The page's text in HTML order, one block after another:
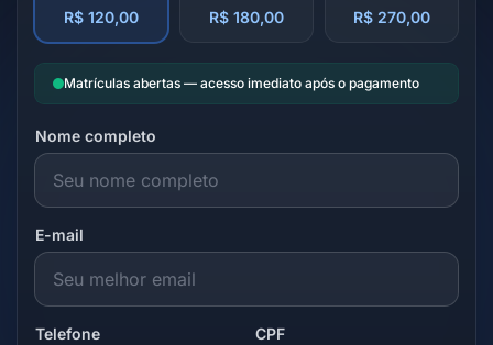
R$ 120,00 R$ 180,00 R$ 270,00
Matrículas abertas — acesso imediato após o pagamento
Nome completo
E-mail
Telefone CPF